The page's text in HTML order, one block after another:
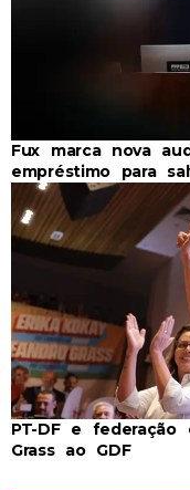
Fux marca nova
empréstimo para
PT-DF e
Grass ao GDF